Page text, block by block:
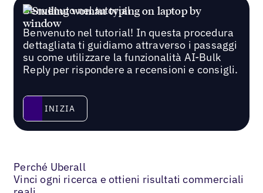
Benvenuto nel tutorial
Benvenuto nel tutorial! In questa procedura
dettagliata ti guidiamo attraverso i passaggi
su come utilizzare la funzionalità AI-Bulk
Reply per rispondere a recensioni e consigli.
IniziaINIZIA
Perché Uberall
Vinci ogni ricerca e ottieni risultati commerciali